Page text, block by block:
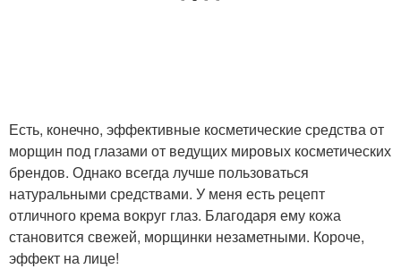
Есть, конечно, эффективные косметические средства от
морщин под глазами от ведущих мировых косметических
брендов. Однако всегда лучше пользоваться
натуральными средствами. У меня есть рецепт
отличного крема вокруг глаз. Благодаря ему кожа
становится свежей, морщинки незаметными. Короче,
эффект на лице!